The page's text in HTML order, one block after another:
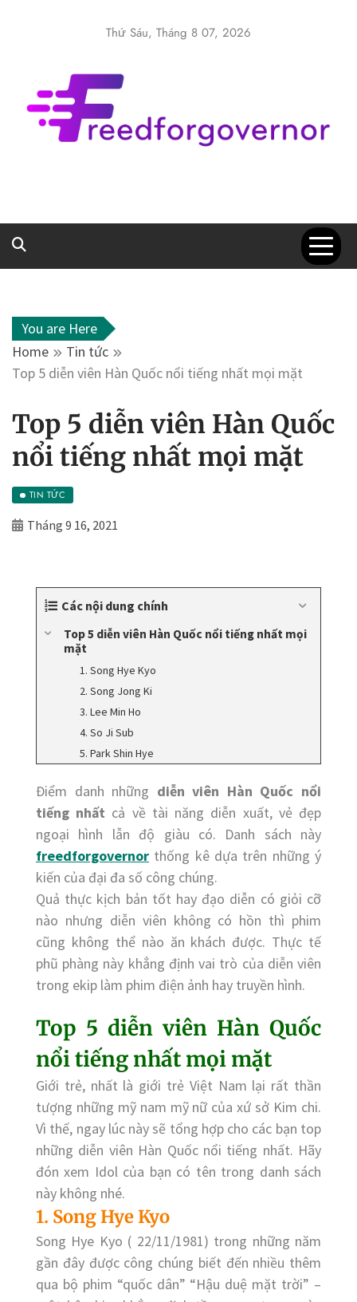
Thứ Sáu, Tháng 8 07, 2026
You are Here
Home
Tin tức
Top 5 diễn viên Hàn Quốc nổi tiếng nhất mọi mặt
Top 5 diễn viên Hàn Quốc
nổi tiếng nhất mọi mặt
TIN TỨC
Tháng 9 16, 2021
Các nội dung chính
Top 5 diễn viên Hàn Quốc nổi tiếng nhất mọi
mặt
1. Song Hye Kyo
2. Song Jong Ki
3. Lee Min Ho
4. So Ji Sub
5. Park Shin Hye
Điểm danh những diễn viên Hàn Quốc nổi
tiếng nhất cả về tài năng diễn xuất, vẻ đẹp
ngoại hình lẫn độ giàu có. Danh sách này
freedforgovernor thống kê dựa trên những ý
kiến của đại đa số công chúng.
Quả thực kịch bản tốt hay đạo diễn có giỏi cỡ
nào nhưng diễn viên không có hồn thì phim
cũng không thể nào ăn khách được. Thực tế
phũ phàng này khẳng định vai trò của diễn viên
trong ekip làm phim điện ảnh hay truyền hình.
Top 5 diễn viên Hàn Quốc
nổi tiếng nhất mọi mặt
Giới trẻ, nhất là giới trẻ Việt Nam lại rất thần
tượng những mỹ nam mỹ nữ của xứ sở Kim chi.
Vì thế, ngay lúc này sẽ tổng hợp cho các bạn top
những diễn viên Hàn Quốc nổi tiếng nhất. Hãy
đón xem Idol của bạn có tên trong danh sách
này không nhé.
1. Song Hye Kyo
Song Hye Kyo ( 22/11/1981) trong những năm
gần đây được công chúng biết đến nhiều thêm
qua bộ phim “quốc dân” “Hậu duệ mặt trời” –